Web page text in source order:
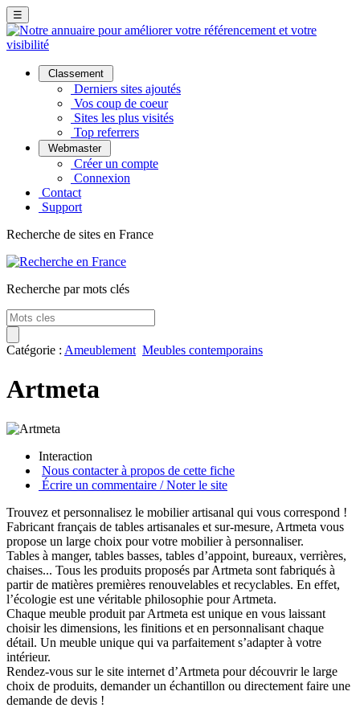
☰
Classement
Derniers sites ajoutés
Vos coup de coeur
Sites les plus visités
Top referrers
Webmaster
Créer un compte
Connexion
Contact
Support
Recherche de sites en France
Recherche par mots clés
Catégorie : Ameublement Meubles contemporains
Artmeta
Interaction
Nous contacter à propos de cette fiche
Écrire un commentaire / Noter le site
Trouvez et personnalisez le mobilier artisanal qui vous correspond !
Fabricant français de tables artisanales et sur-mesure, Artmeta vous
propose un large choix pour votre mobilier à personnaliser.
Tables à manger, tables basses, tables d’appoint, bureaux, verrières,
chaises... Tous les produits proposés par Artmeta sont fabriqués à
partir de matières premières renouvelables et recyclables. En effet,
l’écologie est une véritable philosophie pour Artmeta.
Chaque meuble produit par Artmeta est unique en vous laissant
choisir les dimensions, les finitions et en personnalisant chaque
détail. Un meuble unique qui va parfaitement s’adapter à votre
intérieur.
Rendez-vous sur le site internet d’Artmeta pour découvrir le large
choix de produits, demander un échantillon ou directement faire une
demande de devis !